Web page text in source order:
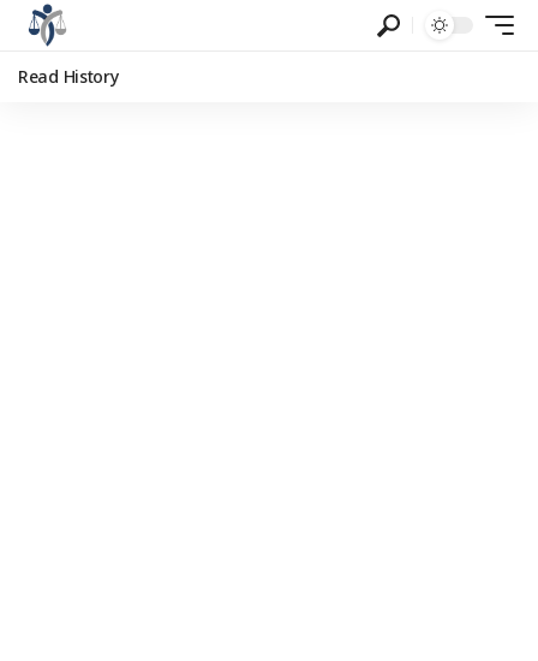
Read History